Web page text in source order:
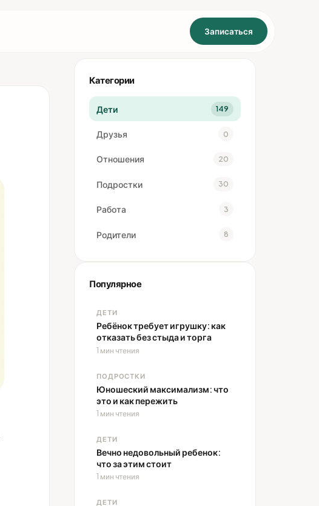
Записаться
Категории
Дети 149
Друзья 0
Отношения 20
Подростки 30
Работа 3
Родители 8
Популярное
ДЕТИ
Ребёнок требует игрушку: как
отказать без стыда и торга
1 мин чтения
ПОДРОСТКИ
Юношеский максимализм: что
это и как пережить
1 мин чтения
ДЕТИ
Вечно недовольный ребенок:
что за этим стоит
1 мин чтения
ДЕТИ